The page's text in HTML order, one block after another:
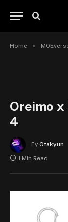
Home »
Oreimo x
4
By Otakyun
1 Min Read